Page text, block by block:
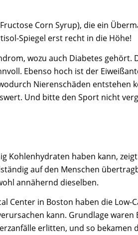
Corn Syrup), die ein
Spiegel erst recht in die Höhe!
wozu auch Diabetes gehört.
Ebenso hoch ist der
Nierenschäden entstehen
Und bitte den Sport nicht
Kohlenhydraten haben kann,
auf den Menschen
annähernd dieselben.
Center in Boston haben die Low-
kann. Grundlage waren
erlitten, und so bekamen